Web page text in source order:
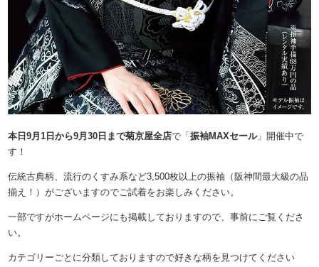
本日9月1日から9月30日まで菊京屋全店で「振袖MAXセール」開催中で
す！
伝統古典柄、流行のくすみ系など3,500枚以上の振袖（阪神間最大級の品
揃え！）がございますのでご試着をお楽しみください。
一部ですがホームページにも掲載しておりますので、事前にご覧くださ
い。
カテゴリーごとに分類しておりますので好きな柄を見つけてください